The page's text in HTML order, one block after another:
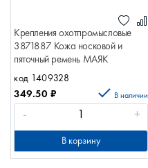
Крепления охотпромысловые
3871887 Кожа носковой и
пяточный ремень МАЯК
код 1409328
349.50 ₽ В наличии
- +
В корзину